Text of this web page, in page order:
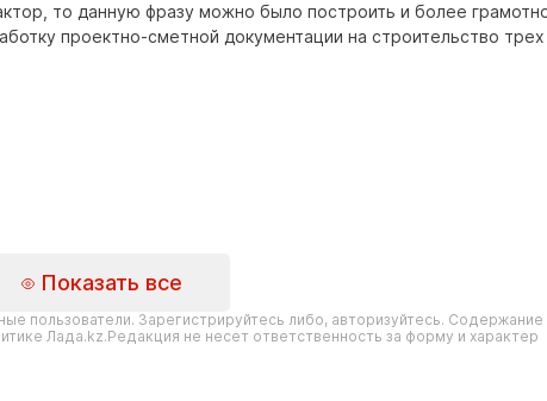
то данную фразу можно было построить и более
проектно-сметной документации на строительство трех
Показать все
пользователи. Зарегистрируйтесь либо, авторизуйтесь. Содержание
Лада.kz.Редакция не несет ответственность за форму и характер